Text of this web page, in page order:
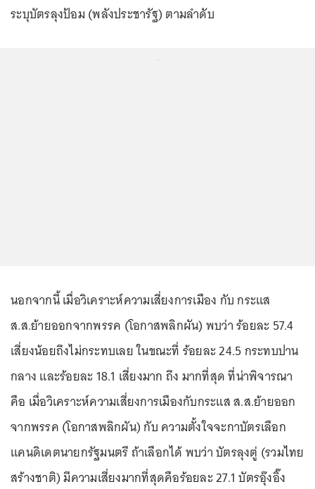
ระบุบัตรลุงป้อม (พลังประชารัฐ) ตามลำดับ
นอกจากนี้ เมื่อวิเคราะห์ความเสี่ยงการเมือง กับ กระแส
ส.ส.ย้ายออกจากพรรค (โอกาสพลิกผัน) พบว่า ร้อยละ 57.4
เสี่ยงน้อยถึงไม่กระทบเลย ในขณะที่ ร้อยละ 24.5 กระทบปาน
กลาง และร้อยละ 18.1 เสี่ยงมาก ถึง มากที่สุด ที่น่าพิจารณา
คือ เมื่อวิเคราะห์ความเสี่ยงการเมืองกับกระแส ส.ส.ย้ายออก
จากพรรค (โอกาสพลิกผัน) กับ ความตั้งใจจะกาบัตรเลือก
แคนดิเดตนายกรัฐมนตรี ถ้าเลือกได้ พบว่า บัตรลุงตู่ (รวมไทย
สร้างชาติ) มีความเสี่ยงมากที่สุดคือร้อยละ 27.1 บัตรอุ๊งอิ๊ง